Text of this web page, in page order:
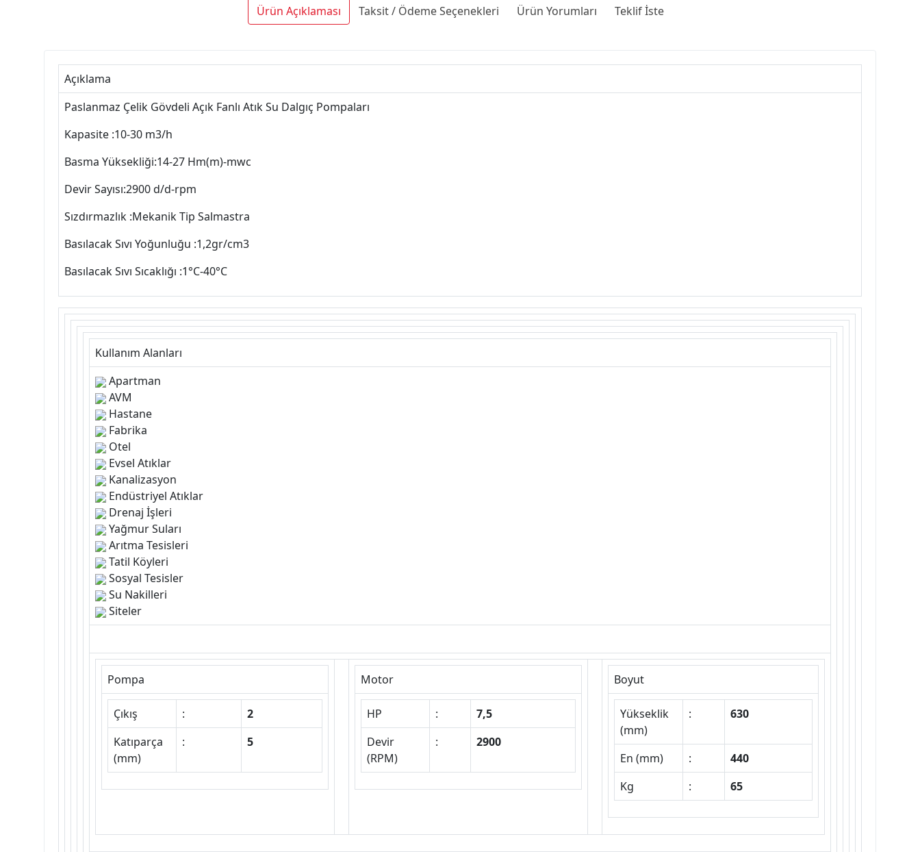
Ürün Açıklaması Taksit / Ödeme Seçenekleri Ürün Yorumları Teklif İste
Açıklama
Paslanmaz Çelik Gövdeli Açık Fanlı Atık Su Dalgıç Pompaları
Kapasite :10-30 m3/h
Basma Yüksekliği:14-27 Hm(m)-mwc
Devir Sayısı:2900 d/d-rpm
Sızdırmazlık :Mekanik Tip Salmastra
Basılacak Sıvı Yoğunluğu :1,2gr/cm3
Basılacak Sıvı Sıcaklığı :1°C-40°C
Kullanım Alanları
Apartman
AVM
Hastane
Fabrika
Otel
Evsel Atıklar
Kanalizasyon
Endüstriyel Atıklar
Drenaj İşleri
Yağmur Suları
Arıtma Tesisleri
Tatil Köyleri
Sosyal Tesisler
Su Nakilleri
Siteler
Pompa
Çıkış :
2
Katıparça
(mm)
: 5
Motor
HP :
7,5
Devir
(RPM)
: 2900
Boyut
Yükseklik
(mm)
: 630
En (mm) :
440
Kg
: 65